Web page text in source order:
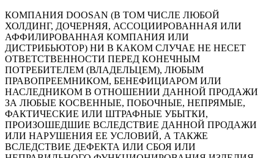
КОМПАНИЯ DOOSAN (В ТОМ ЧИСЛЕ ЛЮБОЙ
ХОЛДИНГ, ДОЧЕРНЯЯ, АССОЦИИРОВАННАЯ ИЛИ
АФФИЛИРОВАННАЯ КОМПАНИЯ ИЛИ
ДИСТРИБЬЮТОР) НИ В КАКОМ СЛУЧАЕ НЕ НЕСЕТ
ОТВЕТСТВЕННОСТИ ПЕРЕД КОНЕЧНЫМ
ПОТРЕБИТЕЛЕМ (ВЛАДЕЛЬЦЕМ), ЛЮБЫМ
ПРАВОПРЕЕМНИКОМ, БЕНЕФИЦИАРОМ ИЛИ
НАСЛЕДНИКОМ В ОТНОШЕНИИ ДАННОЙ ПРОДАЖИ
ЗА ЛЮБЫЕ КОСВЕННЫЕ, ПОБОЧНЫЕ, НЕПРЯМЫЕ,
ФАКТИЧЕСКИЕ ИЛИ ШТРАФНЫЕ УБЫТКИ,
ПРОИЗОШЕДШИЕ ВСЛЕДСТВИЕ ДАННОЙ ПРОДАЖИ
ИЛИ НАРУШЕНИЯ ЕЕ УСЛОВИЙ, А ТАКЖЕ
ВСЛЕДСТВИЕ ДЕФЕКТА ИЛИ СБОЯ ИЛИ